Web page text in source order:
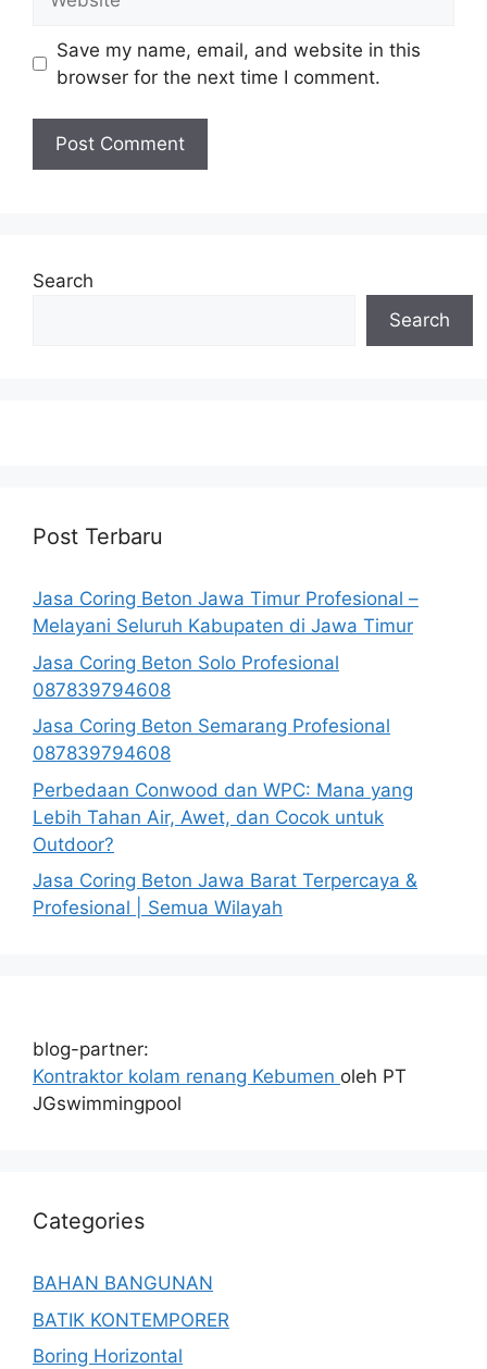
Save my name, email, and website in this
browser for the next time I comment.
Search
Search
Post Terbaru
Jasa Coring Beton Jawa Timur Profesional –
Melayani Seluruh Kabupaten di Jawa Timur
Jasa Coring Beton Solo Profesional
087839794608
Jasa Coring Beton Semarang Profesional
087839794608
Perbedaan Conwood dan WPC: Mana yang
Lebih Tahan Air, Awet, dan Cocok untuk
Outdoor?
Jasa Coring Beton Jawa Barat Terpercaya &
Profesional | Semua Wilayah
blog-partner:
Kontraktor kolam renang Kebumen oleh PT
JGswimmingpool
Categories
BAHAN BANGUNAN
BATIK KONTEMPORER
Boring Horizontal